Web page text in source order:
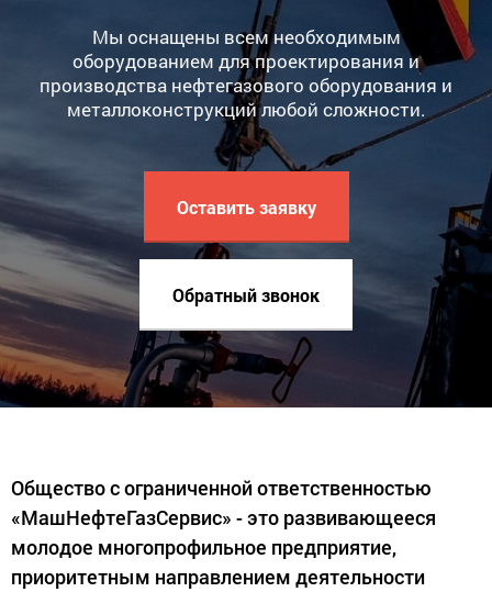
Мы оснащены всем необходимым
оборудованием для проектирования и
производства нефтегазового оборудования и
металлоконструкций любой сложности.
Оставить заявку
Обратный звонок
Общество с ограниченной ответственностью
«МашНефтеГазСервис» - это развивающееся
молодое многопрофильное предприятие,
приоритетным направлением деятельности